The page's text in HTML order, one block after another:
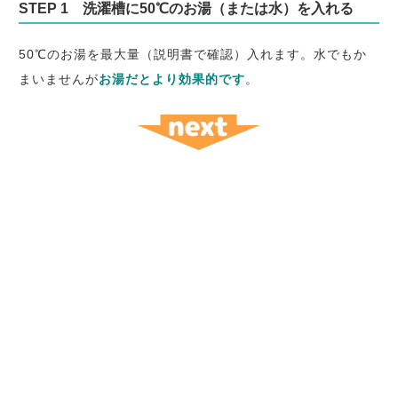
STEP 1 洗濯槽に50℃のお湯（または水）を入れる
50℃のお湯を最大量（説明書で確認）入れます。水でもか
まいませんがお湯だとより効果的です。